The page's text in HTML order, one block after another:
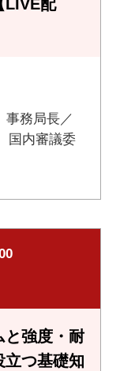
LIVE配
務局長／
国内審議委
と強度・耐
つ基礎知